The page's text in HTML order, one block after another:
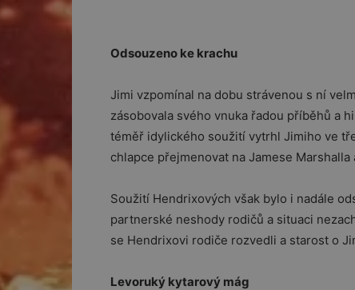
Odsouzeno ke krachu
Jimi vzpomínal na dobu strávenou s ní
zásobovala svého vnuka řadou příběhů a
téměř idylického soužití vytrhl Jimiho ve
chlapce přejmenovat na Jamese
Soužití Hendrixových však bylo i nadále
partnerské neshody rodičů a situaci
se Hendrixovi rodiče rozvedli a starost o
Levoruký kytarový mág